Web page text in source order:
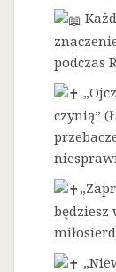
podczas
czynią”
będziesz